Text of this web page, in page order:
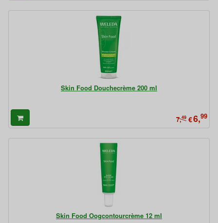
Skin Food Douchecrème 200 ml
7,49 €6,99
Skin Food Oogcontourcrème 12 ml